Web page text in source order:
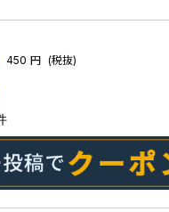
450 円 (税抜)